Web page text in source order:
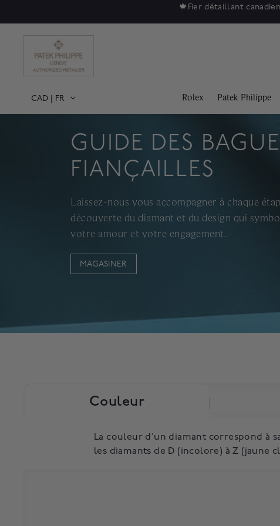
Soldes :
CAD | FR Rolex Patek Philippe
GUIDE DES
FIANÇAILLES
Laissez-nous vous accompagner à chaque
découverte du diamant et du design qui
votre amour et votre engagement.
MAGASINER
Couleur
La couleur d’un diamant correspond à
les diamants de D (incolore) à Z (jaune